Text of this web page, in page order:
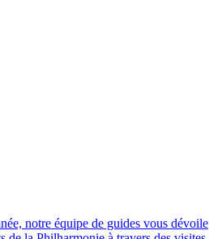
notre équipe de guides vous dévoile